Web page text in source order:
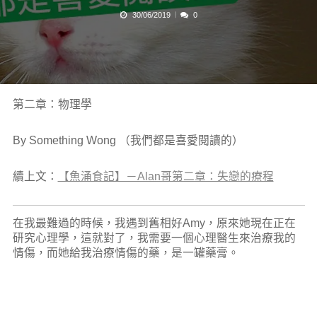
30/06/2019 0
第二章：物理學
By Something Wong （我們都是喜愛閱讀的）
續上文： 【魚涌食記】－Alan哥第二章：失戀的療程
在我最難過的時候，我遇到舊相好Amy，原來她現在正在
研究心理學，這就對了，我需要一個心理醫生來治療我的
情傷，而她給我治療情傷的藥，是一罐藥膏。